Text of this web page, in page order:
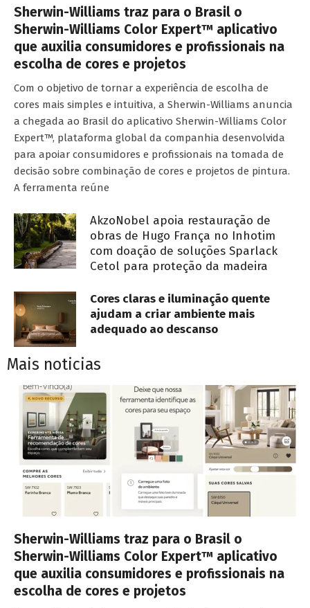
Sherwin-Williams traz para o Brasil o
Sherwin-Williams Color Expert™ aplicativo
que auxilia consumidores e profissionais na
escolha de cores e projetos
Com o objetivo de tornar a experiência de escolha de
cores mais simples e intuitiva, a Sherwin-Williams anuncia
a chegada ao Brasil do aplicativo Sherwin-Williams Color
Expert™, plataforma global da companhia desenvolvida
para apoiar consumidores e profissionais na tomada de
decisão sobre combinação de cores e projetos de pintura.
A ferramenta reúne
AkzoNobel apoia restauração de
obras de Hugo França no Inhotim
com doação de soluções Sparlack
Cetol para proteção da madeira
Cores claras e iluminação quente
ajudam a criar ambiente mais
adequado ao descanso
Mais noticias
Sherwin-Williams traz para o Brasil o
Sherwin-Williams Color Expert™ aplicativo
que auxilia consumidores e profissionais na
escolha de cores e projetos